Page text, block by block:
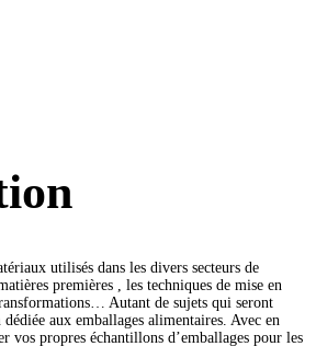
utilisés dans les divers secteurs de
premières , les techniques de mise en
Autant de sujets qui seront
aux emballages alimentaires. Avec en
vos propres échantillons d’emballages pour les